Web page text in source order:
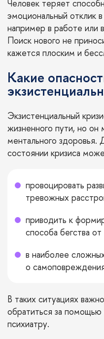
Человек теряет
эмоциональный отклик
например в работе или
Поиск нового не
кажется плоским и
Какие
Экзистенциальный
жизненного пути, но
ментального здоровья.
состоянии кризиса
провоцировать
тревожных
приводить к
способа бегства
в наиболее
о
В таких ситуациях
обратиться за помощью
психиатру.